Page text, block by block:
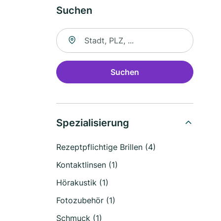
Suchen
Suche nach Ort
Suchen
Spezialisierung
Rezeptpflichtige Brillen (4)
Kontaktlinsen (1)
Hörakustik (1)
Fotozubehör (1)
Schmuck (1)